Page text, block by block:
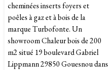
cheminées inserts foyers et
poêles à gaz et à bois de la
marque Turbofonte. Un
showroom Chaleur bois de 200
m2 situé 19 boulevard Gabriel
Lippmann 29850 Gouesnou dans